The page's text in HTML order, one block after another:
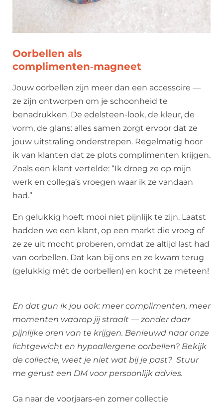
Oorbellen als
complimenten‑magneet
Jouw oorbellen zijn meer dan een accessoire —
ze zijn ontworpen om je schoonheid te
benadrukken. De edelsteen-look, de kleur, de
vorm, de glans: alles samen zorgt ervoor dat ze
jouw uitstraling onderstrepen. Regelmatig hoor
ik van klanten dat ze plots complimenten krijgen.
Zoals een klant vertelde: “Ik droeg ze op mijn
werk en collega’s vroegen waar ik ze vandaan
had.”
En gelukkig hoeft mooi niet pijnlijk te zijn. Laatst
hadden we een klant, op een markt die vroeg of
ze ze uit mocht proberen, omdat ze altijd last had
van oorbellen. Dat kan bij ons en ze kwam terug
(gelukkig mét de oorbellen) en kocht ze meteen!
En dat gun ik jou ook: meer complimenten, meer
momenten waarop jij straalt — zonder daar
pijnlijke oren van te krijgen. Benieuwd naar onze
lichtgewicht en hypoallergene oorbellen? Bekijk
de collectie, weet je niet wat bij je past? Stuur
me gerust een DM voor persoonlijk advies.
Ga naar de voorjaars-en zomer collectie